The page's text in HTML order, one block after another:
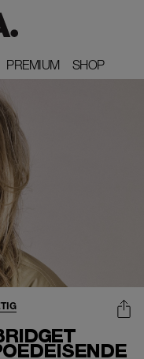
PREMIUM
PREMIUM SHOP
SHOP